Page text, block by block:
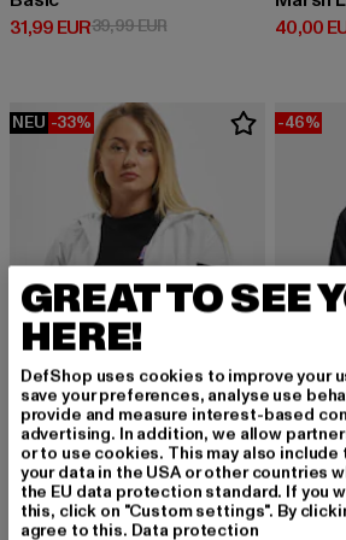
31,99 EUR
Derzeitiger Preis: 31,99 EUR
39,99 EURAktionspreis: 39,99 EUR
40,00
NEU -33%
URBAN CLASSICS
Arrow
30,14 EUR
Derzeitiger Preis: 30,14 EUR
44,99 EURAktionspreis: 44,99 EUR
-46%
Basic
18,89
GREAT TO SEE
HERE!
DefShop uses cookies to improve your
save your preferences, analyse use
provide and measure interest-based
advertising. In addition, we allow
or to use cookies. This may also
your data in the USA or other countries
the EU data protection standard. If you
this, click on "Custom settings". By
agree to this. Data protection